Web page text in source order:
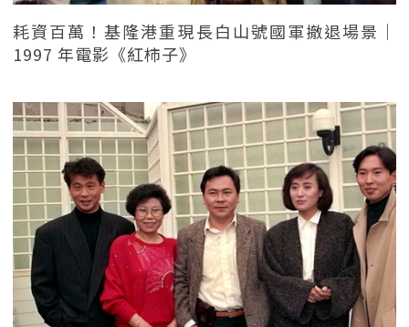
耗資百萬！基隆港重現長白山號國軍撤退場景｜
1997 年電影《紅柿子》